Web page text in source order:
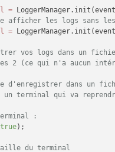
=
afficher les logs sans
=
vos logs dans un
2 (ce qui n'a aucun
d'enregistrer dans un
terminal qui va
:
true);
du terminal